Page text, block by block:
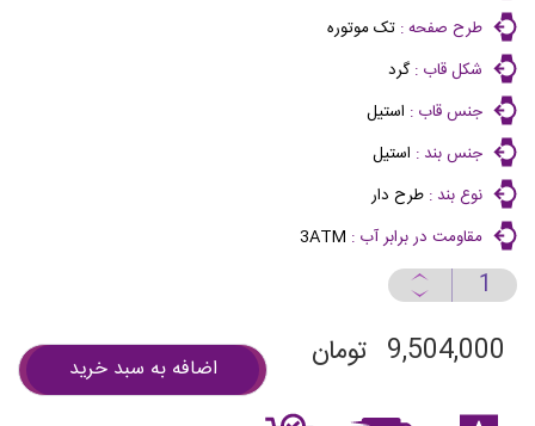
طرح صفحه : تک موتوره
شکل قاب :گرد
جنس قاب : استیل
جنس بند : استیل
نوع بند : طرح دار
مقاومت در برابر آب : 3ATM
9,504,000 تومان اضافه به سبد خرید